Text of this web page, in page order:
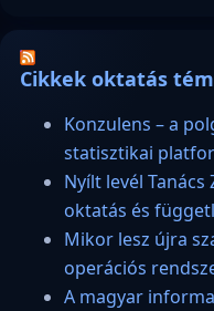
Cikkek oktatás
Konzulens – a
statisztikai
Nyílt levél
oktatás és
Mikor lesz újra
operációs
A magyar